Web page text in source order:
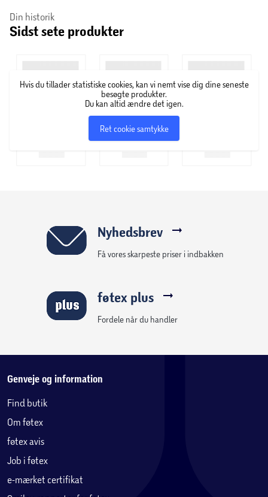
Om Murph
populære træningsformer. Det handler om mere end bare
træning. Det er energien og glæden, som er forbundet
med den aktive livsstil, der motiverer én til at presse sig
selv, at være vedholdende og give alt, hvad man har.
Din historik
Sidst sete produkter
Hvis du tillader statistiske cookies, kan vi nemt vise dig dine seneste
besøgte produkter.
Du kan altid ændre det igen.
Ret cookie samtykke
Nyhedsbrev
Få vores skarpeste priser i indbakken
føtex plus
Fordele når du handler
Genveje og information
Find butik
Om føtex
føtex avis
Job i føtex
e-mærket certifikat